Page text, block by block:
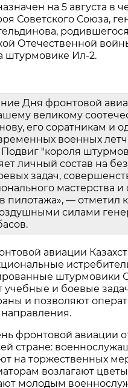
на 5 августа в
Советского Союза,
Отечественной
штурмовике Ил‑2.
Дня фронтовой
великому
его соратникам и
военных
Подвиг "короля
личный состав на
задач,
мастерства
пилотажа», — отметил
силами
авиации
штурмовики
учебные и боевые
и позволяют
фронтовой авиации
стране:
на торжественных
возлагают
молодым